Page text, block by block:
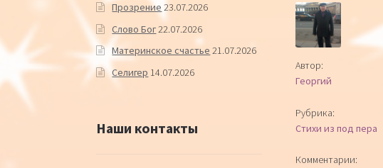
Автор:
Георгий
Рубрика:
Стихи из под пера
Комментарии:
Прозрение 23.07.2026
Слово Бог22.07.2026
Материнское счастье 21.07.2026
Селигер 14.07.2026
Наши контакты